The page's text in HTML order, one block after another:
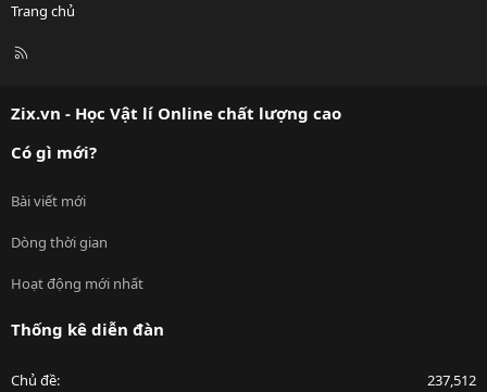
Trang chủ
R
Zix.vn - Học Vật lí Online chất lượng cao
Có gì mới?
Bài viết mới
Dòng thời gian
Hoạt động mới nhất
Thống kê diễn đàn
Chủ đề 237,512